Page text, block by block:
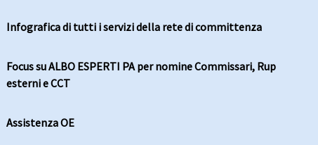
Infografica di tutti i servizi della rete di committenza
Focus su ALBO ESPERTI PA per nomine Commissari, Rup
esterni e CCT
Assistenza OE